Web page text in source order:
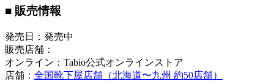
■ 販売情報
発売日：発売中
販売店舗：
オンライン： Tabio公式オンラインストア
店舗： 全国靴下屋店舗（北海道〜九州 約50店舗）